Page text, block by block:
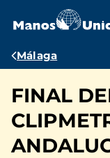
contenido
Ruta
Málaga
FINAL